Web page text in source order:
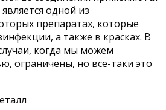
одной из
препаратах, которые
а также в красках. В
когда мы можем
ограничены, но все-таки это